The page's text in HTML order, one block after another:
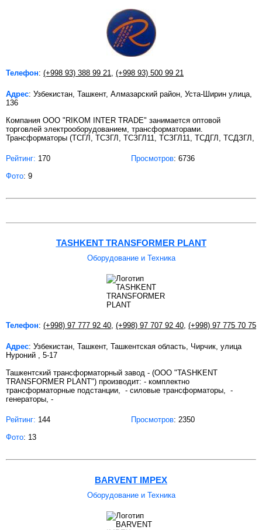
Телефон: (+998 93) 388 99 21, (+998 93) 500 99 21
Адрес: Узбекистан, Ташкент, Алмазарский район, Уста-Ширин улица,
136
Компания ООО "RIKOM INTER TRADE" занимается оптовой
торговлей электрооборудованием, трансформаторами.
Трансформаторы (ТСГЛ, ТСЗГЛ, ТСЗГЛ11, ТСЗГЛ11, ТСДГЛ, ТСДЗГЛ,
Рейтинг: 170 Просмотров: 6736
Фото: 9
TASHKENT TRANSFORMER PLANT
Оборудование и Техника
Телефон: (+998) 97 777 92 40, (+998) 97 707 92 40, (+998) 97 775 70 75
Адрес: Узбекистан, Ташкент, Ташкентская область, Чирчик, улица
Нуроний , 5-17
Ташкентский трансформаторный завод - (OOO "TASHKENT
TRANSFORMER PLANT") производит: - комплектно
трансформаторные подстанции, - силовые трансформаторы, -
генераторы, -
Рейтинг: 144 Просмотров: 2350
Фото: 13
BARVENT IMPEX
Оборудование и Техника